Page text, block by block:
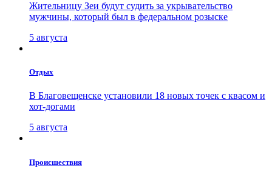
Жительницу Зеи будут судить за укрывательство
мужчины, который был в федеральном розыске
5 августа
Отдых
В Благовещенске установили 18 новых точек с квасом и
хот-догами
5 августа
Проиcшествия